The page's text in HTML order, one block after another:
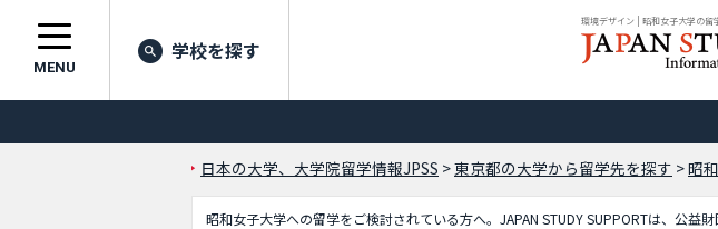
環境デザイン | 昭和女子大学の留
MENU
学校を探す
日本の大学、大学院留学情報JPSS >東京都の大学から留学先を探す >昭
昭和女子大学への留学をご検討されている方へ。JAPAN STUDY SUPPORTは、公